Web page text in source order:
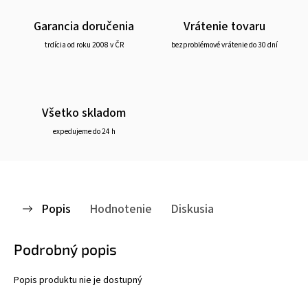
Garancia doručenia
trdícia od roku 2008 v ČR
Vrátenie tovaru
bezproblémové vrátenie do 30 dní
Všetko skladom
expedujeme do 24 h
Popis Hodnotenie Diskusia
Podrobný popis
Popis produktu nie je dostupný